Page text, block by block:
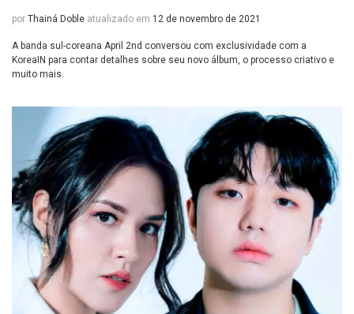
por Thainá Doble atualizado em 12 de novembro de 2021
A banda sul-coreana April 2nd conversou com exclusividade com a
KoreaIN para contar detalhes sobre seu novo álbum, o processo criativo e
muito mais.